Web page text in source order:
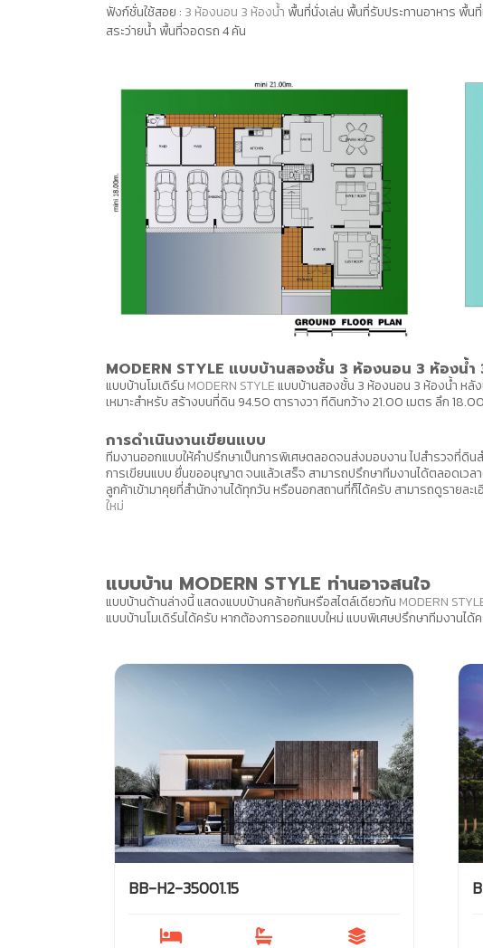
ฟังก์ชั่นใช้สอย : 3 ห้องนอน 3 ห้องน้ำ พื้นที่นั่งเล่น พื้นที่รับประทานอาหาร พื้น
สระว่ายน้ำ พื้นที่จอดรถ 4 คัน
MODERN STYLE แบบบ้านสองชั้น 3 ห้องนอน 3 ห้องน้ำ
แบบบ้านโมเดิร์น MODERN STYLEแบบบ้านสองชั้น 3 ห้องนอน 3 ห้องน้ำ หลั
เหมาะสำหรับ สร้างบนที่ดิน 94.50 ตารางวา ทีดินกว้าง 21.00 เมตร ลึก
การดำเนินงานเขียนแบบ
ทีมงานออกแบบให้คำปรึกษาเป็นการพิเศษตลอดจนส่งมอบงาน ไปสำรวจที่ดิ
การเขียนแบบ ยื่นขออนุญาต จนแล้วเสร็จ สามารถปรึกษาทีมงานได้ตลอดเว
ลูกค้าเข้ามาคุยที่สำนักงานได้ทุกวัน หรือนอกสถานที่ก็ได้ครับ สามารถดูรายละ
ใหม่
แบบบ้าน MODERN STYLE ท่านอาจสนใจ
แบบบ้านด้านล่างนี้ แสดงแบบบ้านคล้ายกันหรือสไตล์เดียวกัน MODERN
แบบบ้านโมเดิร์นได้ครับ หากต้องการออกแบบใหม่ แบบพิเศษปรึกษาทีมงานได้
BB-H2-35001.15